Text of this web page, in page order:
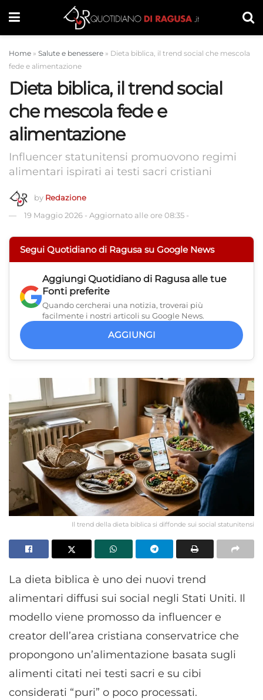
Home » Salute e benessere » Dieta biblica, il trend social che mescola
fede e alimentazione
Dieta biblica, il trend social
che mescola fede e
alimentazione
Influencer statunitensi promuovono regimi
alimentari ispirati ai testi sacri cristiani
by Redazione
19 Maggio 2026 - Aggiornato alle ore 08:35 -
Segui Quotidiano di Ragusa su Google News
Aggiungi Quotidiano di Ragusa alle tue
Fonti preferite
Quando cercherai una notizia, troverai più
facilmente i nostri articoli su Google News.
AGGIUNGI
Il trend della dieta biblica si diffonde sui social statunitensi
La dieta biblica è uno dei nuovi trend
alimentari diffusi sui social negli Stati Uniti. Il
modello viene promosso da influencer e
creator dell’area cristiana conservatrice che
propongono un’alimentazione basata sugli
alimenti citati nei testi sacri e su cibi
considerati “puri” o poco processati.